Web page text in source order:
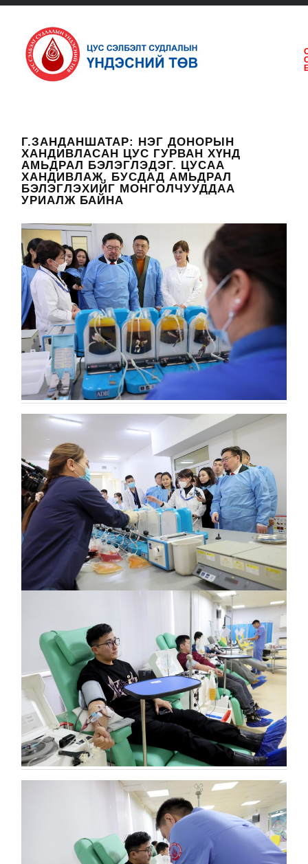
Г.ЗАНДАНШАТАР: НЭГ ДОНОРЫН
ХАНДИВЛАСАН ЦУС ГУРВАН ХҮНД
АМЬДРАЛ БЭЛЭГЛЭДЭГ. ЦУСАА
ХАНДИВЛАЖ, БУСДАД АМЬДРАЛ
БЭЛЭГЛЭХИЙГ МОНГОЛЧУУДДАА
УРИАЛЖ БАЙНА